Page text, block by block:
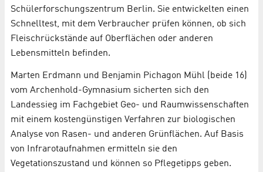
Schülerforschungszentrum Berlin. Sie entwickelten einen
Schnelltest, mit dem Verbraucher prüfen können, ob sich
Fleischrückstände auf Oberflächen oder anderen
Lebensmitteln befinden.
Marten Erdmann und Benjamin Pichagon Mühl (beide 16)
vom Archenhold-Gymnasium sicherten sich den
Landessieg im Fachgebiet Geo- und Raumwissenschaften
mit einem kostengünstigen Verfahren zur biologischen
Analyse von Rasen- und anderen Grünflächen. Auf Basis
von Infrarotaufnahmen ermitteln sie den
Vegetationszustand und können so Pflegetipps geben.